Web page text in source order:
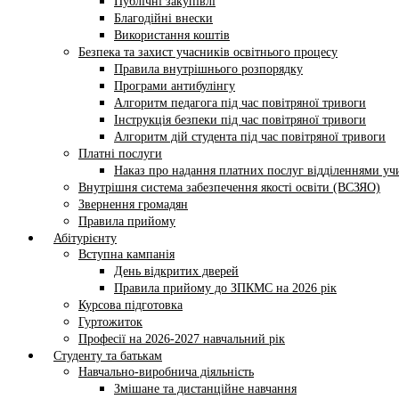
Благодійні внески
Використання коштів
Безпека та захист учасників освітнього процесу
Правила внутрішнього розпорядку
Програми антибулінгу
Алгоритм педагога під час повітряної тривоги
Інструкція безпеки під час повітряної тривоги
Алгоритм дій студента під час повітряної тривоги
Платні послуги
Наказ про надання платних послуг відділеннями
Внутрішня система забезпечення якості освіти (ВСЗЯО)
Звернення громадян
Правила прийому
Абітурієнту
Вступна кампанія
День відкритих дверей
Правила прийому до ЗПКМС на 2026 рік
Курсова підготовка
Гуртожиток
Професії на 2026-2027 навчальний рік
Студенту та батькам
Навчально-виробнича діяльність
Змішане та дистанційне навчання